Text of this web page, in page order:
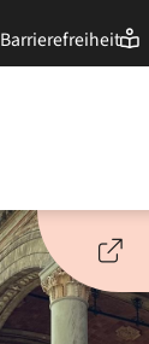
Barrierefreiheit